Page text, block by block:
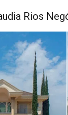
inicial